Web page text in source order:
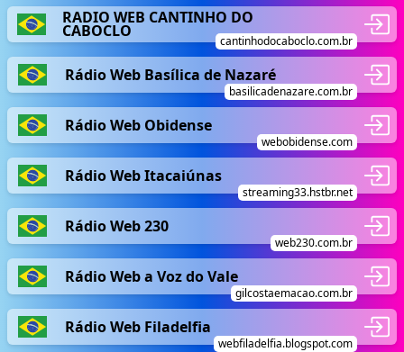
RADIO WEB CANTINHO DO
CABOCLO
cantinhodocaboclo.com.br
Rádio Web Basílica de Nazaré
basilicadenazare.com.br
Rádio Web Obidense
webobidense.com
Rádio Web Itacaiúnas
streaming33.hstbr.net
Rádio Web 230
web230.com.br
Rádio Web a Voz do Vale
gilcostaemacao.com.br
Rádio Web Filadelfia
webfiladelfia.blogspot.com